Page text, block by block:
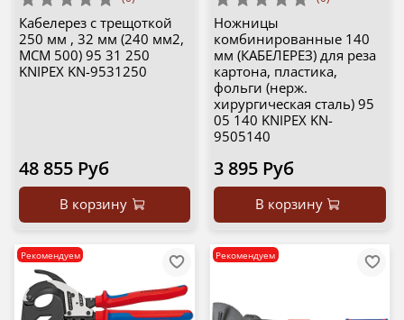
Кабелерез с трещоткой
250 мм , 32 мм (240 мм2,
MCM 500) 95 31 250
KNIPEX KN-9531250
48 855 Руб
В корзину
Ножницы
комбинированные 140
мм (КАБЕЛЕРЕЗ) для реза
картона, пластика,
фольги (нерж.
хирургическая сталь) 95
05 140 KNIPEX KN-
9505140
3 895 Руб
В корзину
Рекомендуем Рекомендуем